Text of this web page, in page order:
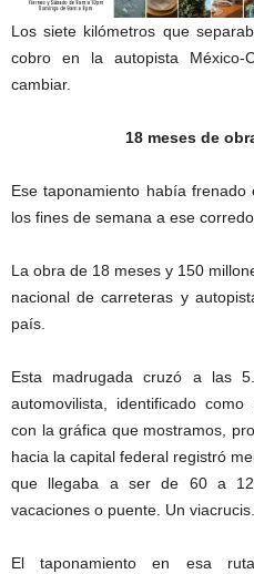
Los siete kilómetros que
cobro en la autopista México-
cambiar.
18 meses de
Ese taponamiento había
los fines de semana a ese
La obra de 18 meses y 150
nacional de carreteras y
país.
Esta madrugada cruzó a las
automovilista, identificado
con la gráfica que mostramos,
hacia la capital federal registró
que llegaba a ser de 60 a
vacaciones o puente. Un viacrucis.
El taponamiento en esa ruta